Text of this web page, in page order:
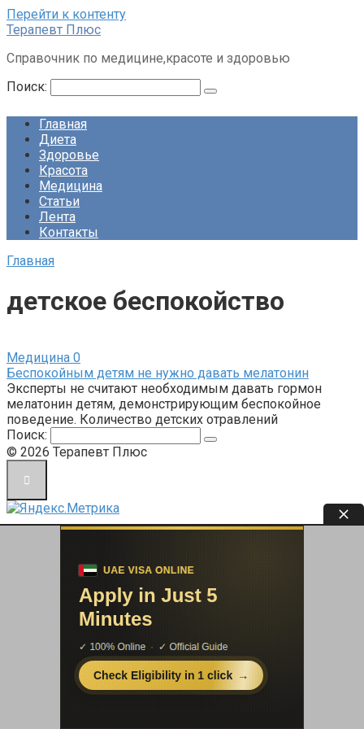
Перейти к контенту
Терапевт Плюс
Справочник по медицине,красоте и здоровью
Поиск:
Главная
Диета
Здоровье
Красота
Медицина
Статьи
Лента
Контакты
Главная
детское беспокойство
Медицина 0
Беспокойным детям не нужно давать мелатонин
Эксперты не считают необходимым давать гормон
мелатонин детям, демонстрирующим беспокойное
поведение. Количество детских отравлений
Поиск:
© 2026 Терапевт Плюс